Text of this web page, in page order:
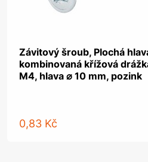
Závitový šroub, Plochá
kombinovaná křížová
M4, hlava ⌀ 10 mm, pozink
0,83 Kč